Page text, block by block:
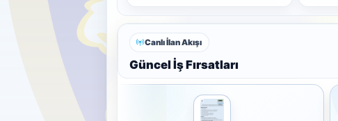
Canlı İlan Akışı
Güncel İş Fırsatları